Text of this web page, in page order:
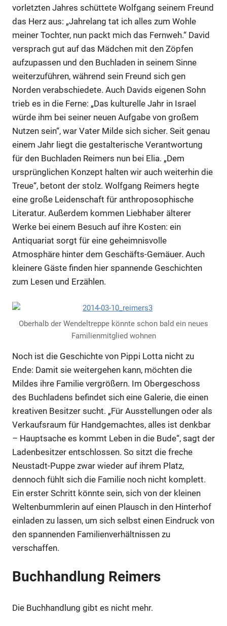
vorletzten Jahres schüttete Wolfgang seinem Freund
das Herz aus: „Jahrelang tat ich alles zum Wohle
meiner Tochter, nun packt mich das Fernweh.“ David
versprach gut auf das Mädchen mit den Zöpfen
aufzupassen und den Buchladen in seinem Sinne
weiterzuführen, während sein Freund sich gen
Norden verabschiedete. Auch Davids eigenen Sohn
trieb es in die Ferne: „Das kulturelle Jahr in Israel
würde ihm bei seiner neuen Aufgabe von großem
Nutzen sein“, war Vater Milde sich sicher. Seit genau
einem Jahr liegt die gestalterische Verantwortung
für den Buchladen Reimers nun bei Elia. „Dem
ursprünglichen Konzept halten wir auch weiterhin die
Treue“, betont der stolz. Wolfgang Reimers hegte
eine große Leidenschaft für anthroposophische
Literatur. Außerdem kommen Liebhaber älterer
Werke bei einem Besuch auf ihre Kosten: ein
Antiquariat sorgt für eine geheimnisvolle
Atmosphäre hinter dem Geschäfts-Gemäuer. Auch
kleinere Gäste finden hier spannende Geschichten
zum Lesen und Erzählen.
Oberhalb der Wendeltreppe könnte schon bald ein neues
Familienmitglied wohnen
Noch ist die Geschichte von Pippi Lotta nicht zu
Ende: Damit sie weitergehen kann, möchten die
Mildes ihre Familie vergrößern. Im Obergeschoss
des Buchladens befindet sich eine Galerie, die einen
kreativen Besitzer sucht. „Für Ausstellungen oder als
Verkaufsraum für Handgemachtes, alles ist denkbar
– Hauptsache es kommt Leben in die Bude“, sagt der
Ladenbesitzer entschlossen. So sitzt die freche
Neustadt-Puppe zwar wieder auf ihrem Platz,
dennoch fühlt sich die Familie noch nicht komplett.
Ein erster Schritt könnte sein, sich von der kleinen
Weltenbummlerin auf einen Plausch in den Hinterhof
einladen zu lassen, um sich selbst einen Eindruck von
den spannenden Familienverhältnissen zu
verschaffen.
Buchhandlung Reimers
Die Buchhandlung gibt es nicht mehr.